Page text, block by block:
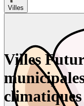
Villes
Villes
climatiques